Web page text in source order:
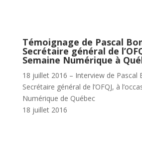
Témoignage de Pascal
Secrétaire général de
Semaine Numérique à
18 juillet 2016 – Interview de Pascal
Secrétaire général de l’OFQJ, à
Numérique de Québec
18 juillet 2016